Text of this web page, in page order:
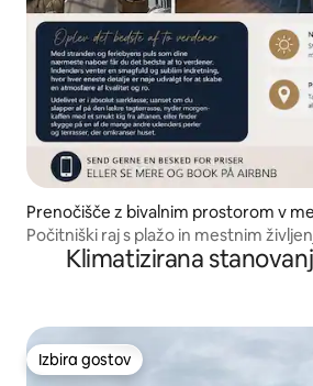
Prenočišče z bivalnim prostorom v
us
Počitniški raj s plažo in mestnim
Klimatizirana
Izbira gostov
Izbira gostov